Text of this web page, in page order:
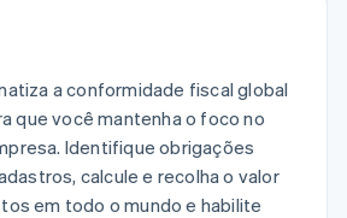
e entretenimento
sem fins
de códigos
de
da API
um parceiro
a conformidade fiscal global
que você mantenha o foco no
Identifique obrigações
calcule e recolha o valor
em todo o mundo e habilite